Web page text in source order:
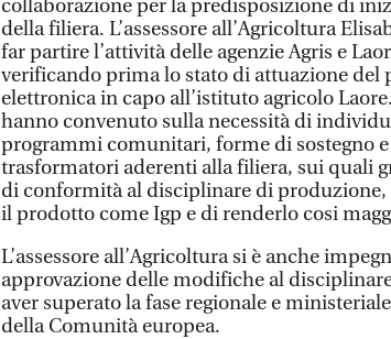
collaborazione per la predisposizione di
della filiera. L’assessore all’Agricoltura
far partire l’attività delle agenzie Agris e
verificando prima lo stato di attuazione del
elettronica in capo all’istituto agricolo
hanno convenuto sulla necessità di
programmi comunitari, forme di sostegno
trasformatori aderenti alla filiera, sui quali
di conformità al disciplinare di
il prodotto come Igp e di renderlo cosi
L’assessore all’Agricoltura si è anche
approvazione delle modifiche al
aver superato la fase regionale e
della Comunità europea.